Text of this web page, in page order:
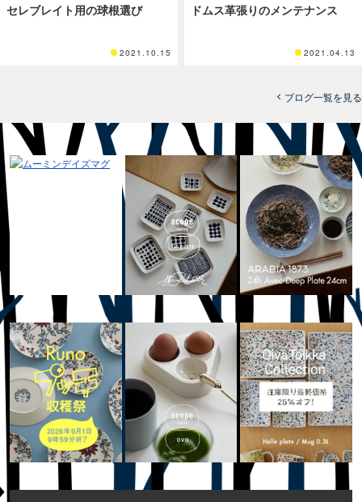
セレブレイト用の球根選び
2021.10.15
ドムス革張りのメンテナンス
2021.04.13
ブログ一覧を見る